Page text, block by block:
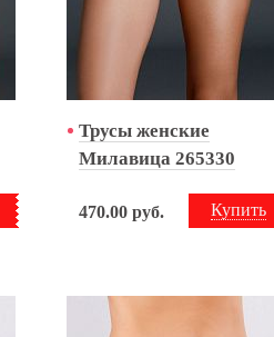
Трусы женские
Милавица 265330
Купить
470.00 руб.